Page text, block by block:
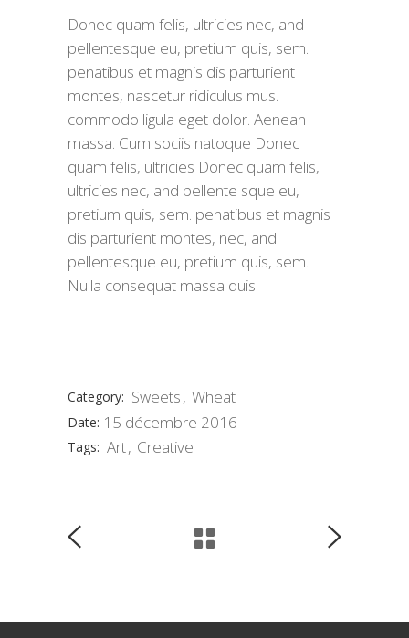
Donec quam felis, ultricies nec, and
pellentesque eu, pretium quis, sem.
penatibus et magnis dis parturient
montes, nascetur ridiculus mus.
commodo ligula eget dolor. Aenean
massa. Cum sociis natoque Donec
quam felis, ultricies Donec quam felis,
ultricies nec, and pellente sque eu,
pretium quis, sem. penatibus et magnis
dis parturient montes, nec, and
pellentesque eu, pretium quis, sem.
Nulla consequat massa quis.
Category: Sweets Wheat
Date: 15 décembre 2016
Tags: Art Creative